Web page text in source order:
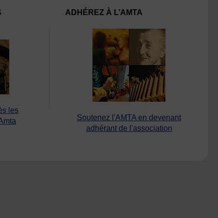
les
ADHÉREZ À L’AMTA
Soutenez l'AMTA en devenant
adhérant de l'association